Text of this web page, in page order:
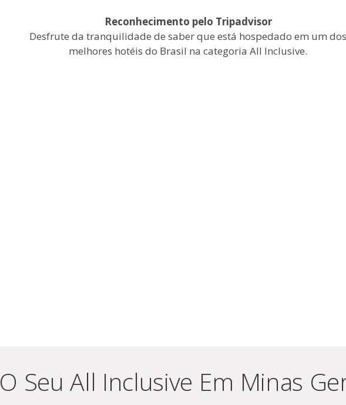
Reconhecimento pelo Tripadvisor
Desfrute da tranquilidade de saber que está hospedado em um dos
melhores hotéis do Brasil na categoria All Inclusive.
O Seu All Inclusive Em Minas